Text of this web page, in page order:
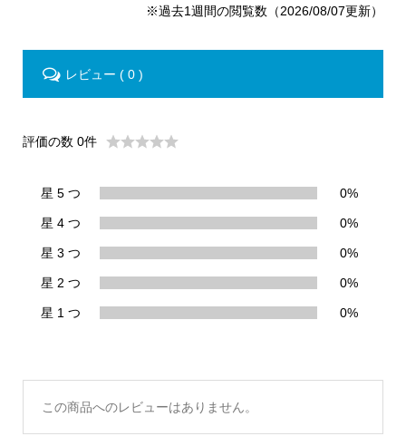
※過去1週間の閲覧数（2026/08/07更新）
レビュー ( 0 )
評価の数 0件
星 5 つ 0%
星 4 つ 0%
星 3 つ 0%
星 2 つ 0%
星 1 つ 0%
この商品へのレビューはありません。